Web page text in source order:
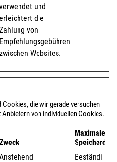
verwendet und
erleichtert die
Zahlung von
Empfehlungsgebühren
zwischen Websites.
die wir gerade versuchen
von individuellen Cookies.
Zweck
Maximale
Anstehend
Beständi